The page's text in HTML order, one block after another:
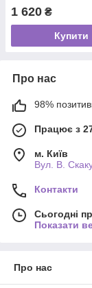
1 620 ₴
Купити
Про нас
98%
Працює з
м. Київ
Вул. В.
Контакти
Сьогодні
Показати
Про нас